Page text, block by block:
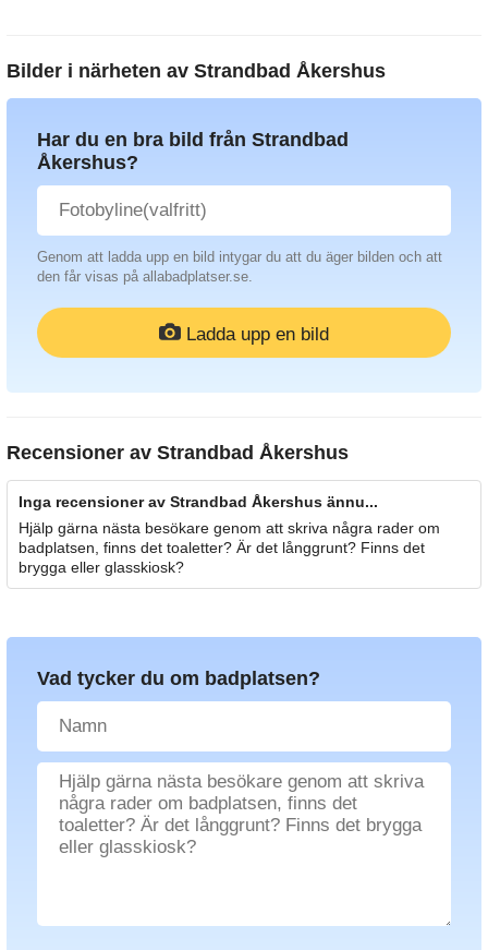
Bilder i närheten av Strandbad Åkershus
Har du en bra bild från Strandbad
Åkershus?
Genom att ladda upp en bild intygar du att du äger bilden och att
den får visas på allabadplatser.se.
Ladda upp en bild
Recensioner av Strandbad Åkershus
Inga recensioner av Strandbad Åkershus ännu...
Hjälp gärna nästa besökare genom att skriva några rader om
badplatsen, finns det toaletter? Är det långgrunt? Finns det
brygga eller glasskiosk?
Vad tycker du om badplatsen?